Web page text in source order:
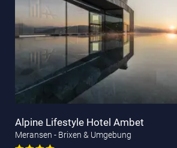
Alpine Lifestyle Hotel Ambet
Meransen - Brixen & Umgebung